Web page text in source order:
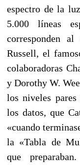
espectro de la
5.000 líneas
correspon­den
Russell, el
colaboradoras
y Dorothy W.
los niveles
los datos, que
«cuando
la «Tabla de
que